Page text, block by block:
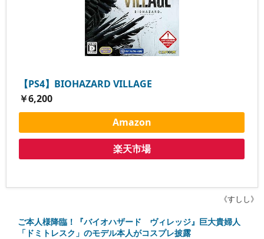
【PS4】BIOHAZARD VILLAGE
￥6,200
Amazon
楽天市場
《すしし》
ご本人様降臨！『バイオハザード ヴィレッジ』巨大貴婦人
「ドミトレスク」のモデル本人がコスプレ披露